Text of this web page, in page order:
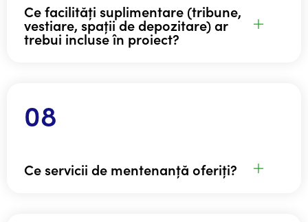
Ce facilități suplimentare (tribune,
vestiare, spații de depozitare) ar
trebui incluse în proiect?
Ce servicii de mentenanță oferiți?